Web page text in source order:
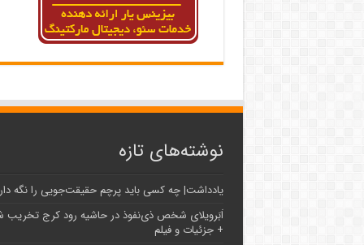
نوشته‌های تازه
یادداشت| ‌چه کسی باید پرچم حقیقت‌جویی را نگه
اَبَر‌ویلای شخص ذی‌نفوذ در حاشیه‌ رود کرج تخریب
+ جزئیات و فیلم